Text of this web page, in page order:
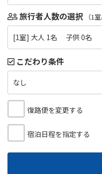
旅行者人数の選択 （1
[1室] 大人 1名 子供 0名
こだわり条件
なし
復路便を変更する
宿泊日程を指定する